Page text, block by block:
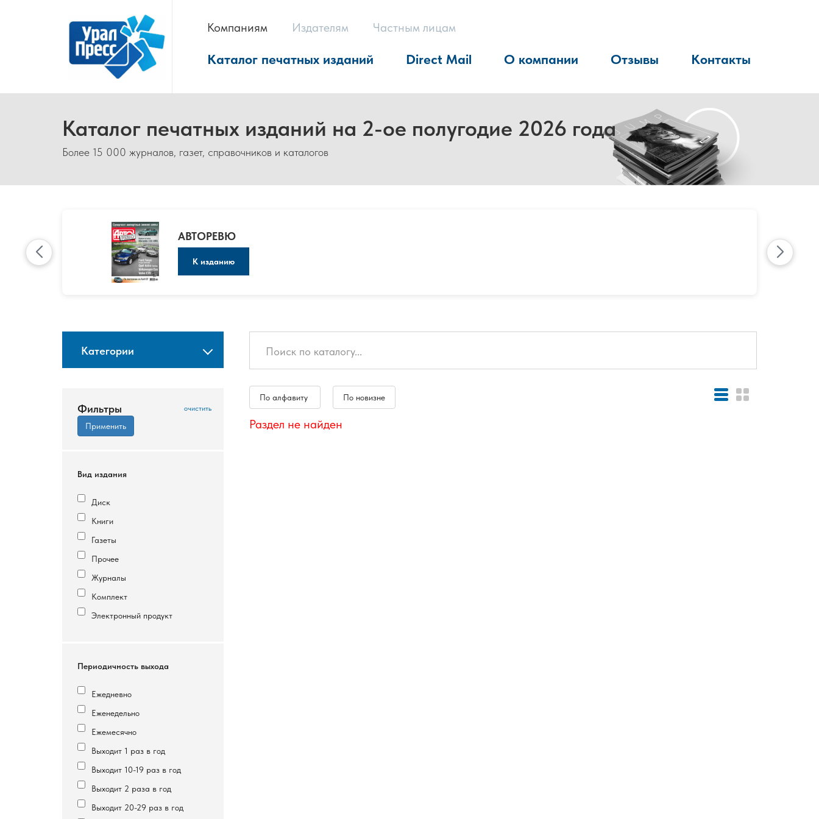
Компаниям Издателям Частным лицам
Каталог печатных изданий Direct Mail О компании Отзывы Контакты
Каталог печатных изданий на 2-ое полугодие 2026 года
Более 15 000 журналов, газет, справочников и каталогов
АВТОРЕВЮ
К изданию
Категории
Фильтры
Вид издания
Диск
Книги
Газеты
Прочее
Журналы
Комплект
Электронный продукт
Периодичность выхода
Ежедневно
Еженедельно
Ежемесячно
Выходит 1 раз в год
Выходит 10-19 раз в год
Выходит 2 раза в год
Выходит 20-29 раз в год
По алфавиту По новизне
Раздел не найден